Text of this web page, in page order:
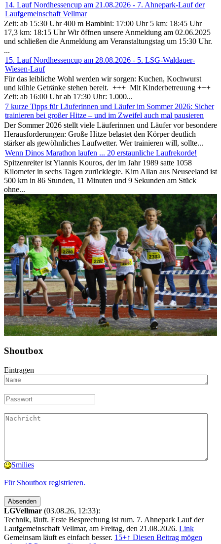
14. Lauf Nordhessencup am 21.08.2026 - 7. Ahnepark-Lauf der
Laufgemeinschaft Vellmar
Zeit: ab 15:30 Uhr 400 m Bambini: 17:00 Uhr 5 km: 18:45 Uhr
17,3 km: 18:15 Uhr Wir öffnen unsere Anmeldung am 02.06.2025
und schließen die Anmeldung am Veranstaltungstag um 15:30 Uhr.
...
15. Lauf Nordhessencup am 28.08.2026 - 5. LSG-Waldauer-
Wiesen-Lauf
Für das leibliche Wohl werden wir sorgen: Kuchen, Kochwurst
und kühle Getränke stehen bereit. +++ Mit Kinderbetreuung +++
Zeit: ab 16:00 Uhr ab 17:30 Uhr: 1.000...
7 kurze Tipps für Läuferinnen und Läufer im Sommer 2026: Sicher
trainieren bei großer Hitze – und im Zweifel auch mal pausieren
Der Sommer 2026 stellt viele Läuferinnen und Läufer vor besondere
Herausforderungen: Große Hitze belastet den Körper deutlich
stärker als gewöhnliches Laufwetter. Wer trainieren will, sollte...
Wenn Dinos Marathon laufen ... 20 erstaunliche Laufrekorde!
Spitzenreiter ist Yiannis Kouros, der im Jahr 1989 satte 1058
Kilometer in sechs Tagen zurücklegte. Kim Allan aus Neuseeland ist
500 km in 86 Stunden, 11 Minuten und 9 Sekunden am Stück
ohne...
Shoutbox
Eintragen
Smilies
Für Shoutbox registrieren.
LGVellmar (03.08.26, 12:33):
Technik, läuft. Erste Besprechung ist rum. 7. Ahnepark Lauf der
Laufgemeinschaft Vellmar, am Freitag, den 21.08.2026. Link
Gemeinsam läuft es einfach besser. 15+↑ Diesen Beitrag mögen